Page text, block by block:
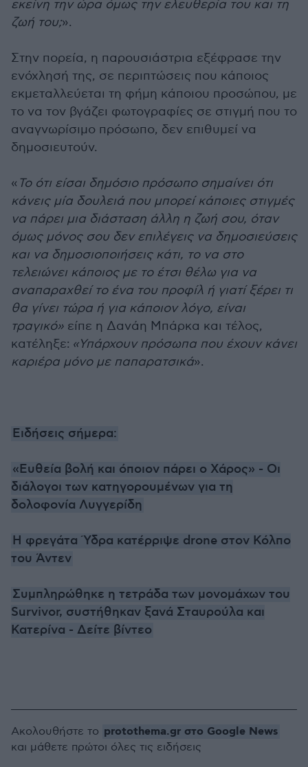
εκείνη την ώρα όμως την ελευθερία του και τη
ζωή του;».
Στην πορεία, η παρουσιάστρια εξέφρασε την
ενόχλησή της, σε περιπτώσεις που κάποιος
εκμεταλλεύεται τη φήμη κάποιου προσώπου, με
το να τον βγάζει φωτογραφίες σε στιγμή που το
αναγνωρίσιμο πρόσωπο, δεν επιθυμεί να
δημοσιευτούν.
« Το ότι είσαι δημόσιο πρόσωπο σημαίνει ότι
κάνεις μία δουλειά που μπορεί κάποιες στιγμές
να πάρει μια διάσταση άλλη η ζωή σου, όταν
όμως μόνος σου δεν επιλέγεις να δημοσιεύσεις
και να δημοσιοποιήσεις κάτι, το να στο
τελειώνει κάποιος με το έτσι θέλω για να
αναπαραχθεί το ένα του προφίλ ή γιατί ξέρει τι
θα γίνει τώρα ή για κάποιον λόγο, είναι
τραγικό» είπε η Δανάη Μπάρκα και τέλος,
κατέληξε: «Υπάρχουν πρόσωπα που έχουν κάνει
καριέρα μόνο με παπαρατσικά».
Ειδήσεις σήμερα:
«Ευθεία βολή και όποιον πάρει ο Χάρος» - Οι
διάλογοι των κατηγορουμένων για τη
δολοφονία Λυγγερίδη
Η φρεγάτα Ύδρα κατέρριψε drone στον Κόλπο
του Άντεν
Συμπληρώθηκε η τετράδα των μονομάχων του
Survivor, συστήθηκαν ξανά Σταυρούλα και
Κατερίνα - Δείτε βίντεο
Ακολουθήστε το protothema.gr στο Google News
και μάθετε πρώτοι όλες τις ειδήσεις